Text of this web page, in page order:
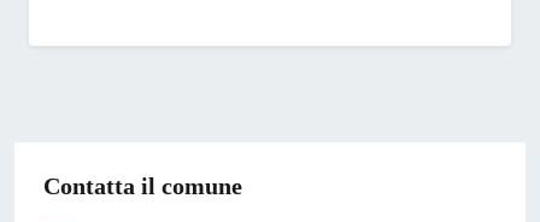
Contatta il comune